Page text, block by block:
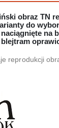
obraz TN
do
naciągnięte na
reprodukcji